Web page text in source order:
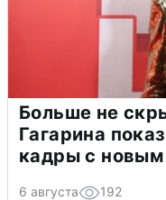
Больше не
Гагарина
кадры с
6 августа 192